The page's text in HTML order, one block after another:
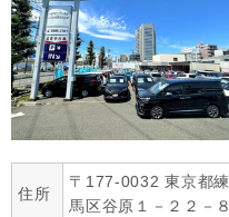
住所
〒177-0032 東京都練
馬区谷原１－２２－８